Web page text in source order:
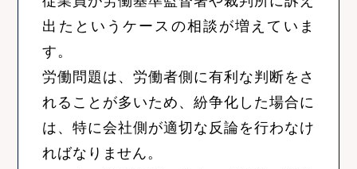
出たというケースの相談が増えていま
す。
労働問題は、労働者側に有利な判断をさ
れることが多いため、紛争化した場合に
は、特に会社側が適切な反論を行わなけ
ればなりません。